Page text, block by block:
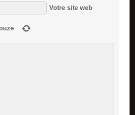
Votre site web